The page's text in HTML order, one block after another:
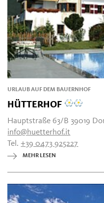
URLAUB AUF DEM BAUERNHOF
HÜTTERHOF
Hauptstraße 63/B 39019
info@huetterhof.it
Tel.+39 0473 925227
MEHR LESEN